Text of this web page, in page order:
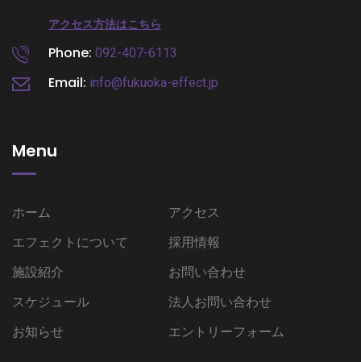
アクセス方法はこちら
Phone: 092-407-6113
Email: info@fukuoka-effect.jp
Menu
ホーム
エフェクトについて
施設紹介
スケジュール
お知らせ
アクセス
採用情報
お問い合わせ
法人お問い合わせ
エントリーフォーム